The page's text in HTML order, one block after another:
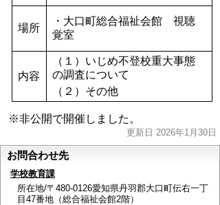
場所
・大口町総合福祉会館 視聴
覚室
内容
（１）いじめ不登校重大事態
の調査について
（２）その他
※非公開で開催しました。
更新日 2026年1月30日
お問合わせ先
学校教育課
所在地/〒480-0126愛知県丹羽郡大口町伝右一丁
目47番地（総合福祉会館2階）